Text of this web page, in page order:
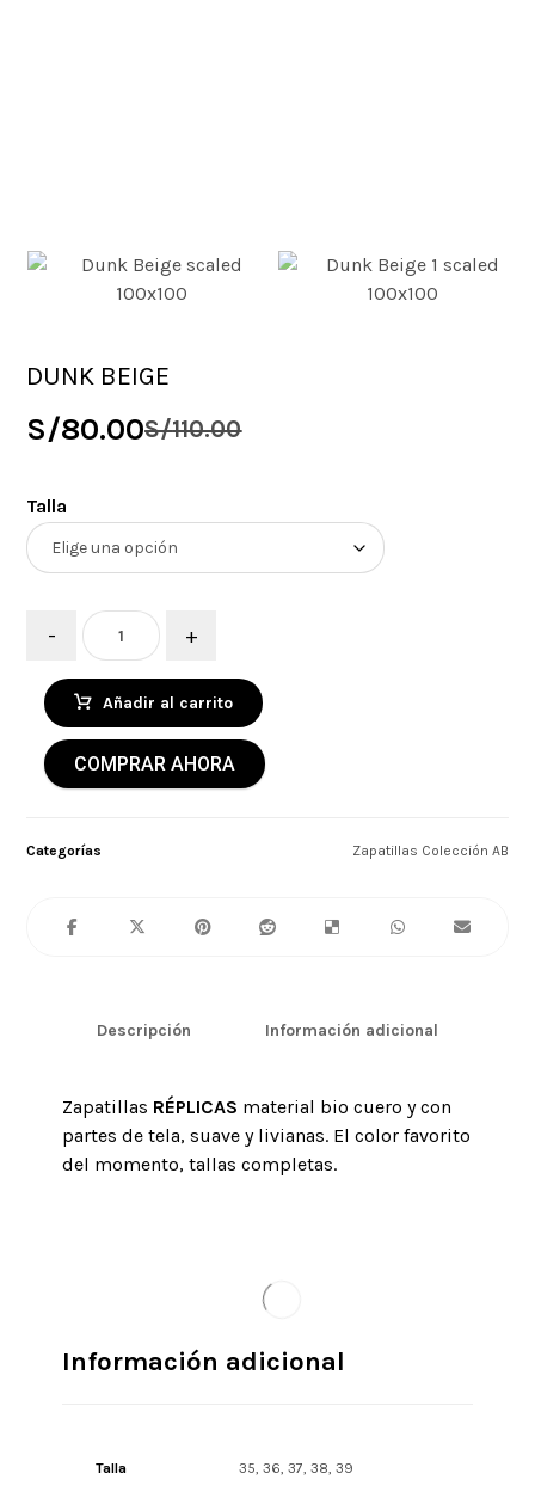
DUNK BEIGE
S/110.00
S/80.00
Talla
- +
Añadir al carrito
COMPRAR AHORA
Categorías Zapatillas Colección AB
Descripción Información adicional
Zapatillas RÉPLICAS material bio cuero y con
partes de tela, suave y livianas. El color favorito
del momento, tallas completas.
Información adicional
Talla 35, 36, 37, 38, 39